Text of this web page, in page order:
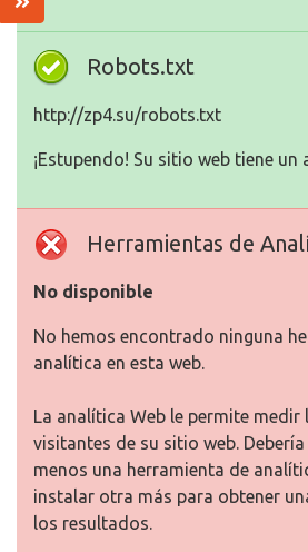
Robots.txt
http://zp4.su/robots.txt
¡Estupendo! Su sitio web tiene
Herramientas de
No disponible
No hemos encontrado ninguna
analítica en esta web.
La analítica Web le permite
visitantes de su sitio web.
menos una herramienta de
instalar otra más para obtener
los resultados.